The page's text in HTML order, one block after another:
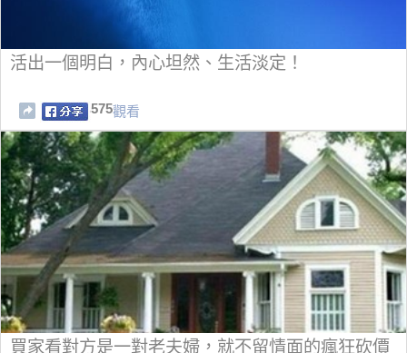
活出一個明白，內心坦然、生活淡定！
575觀看
買家看對方是一對老夫婦，就不留情面的瘋狂砍價